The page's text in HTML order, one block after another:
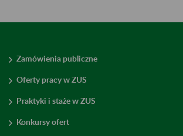
Zamówienia publiczne
Oferty pracy w ZUS
Praktyki i staże w ZUS
Konkursy ofert